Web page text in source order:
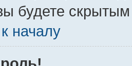
будете
началу